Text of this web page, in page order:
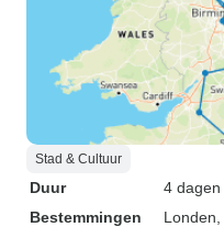
Stad & Cultuur
Duur
4 dagen
Bestemmingen
Londen